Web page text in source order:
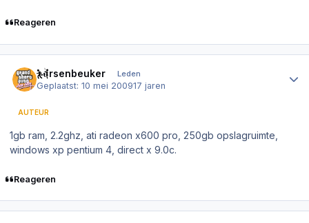
Reageren
hersenbeuker Leden
Geplaatst:10 mei 200917 jaren
AUTEUR
1gb ram, 2.2ghz, ati radeon x600 pro, 250gb opslagruimte,
windows xp pentium 4, direct x 9.0c.
Reageren